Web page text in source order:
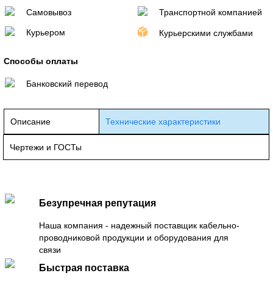
Самовывоз
Курьером
Транспортной компанией
Курьерскими службами
Способы оплаты
Банковский перевод
Описание Технические характеристики
Чертежи и ГОСТы
Безупречная репутация
Наша компания - надежный поставщик кабельно-
проводниковой продукции и оборудования для
связи
Быстрая поставка